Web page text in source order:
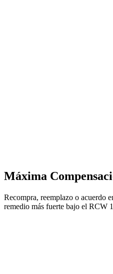
Máxima
Recompra, reemplazo o acuerdo
remedio más fuerte bajo el RCW